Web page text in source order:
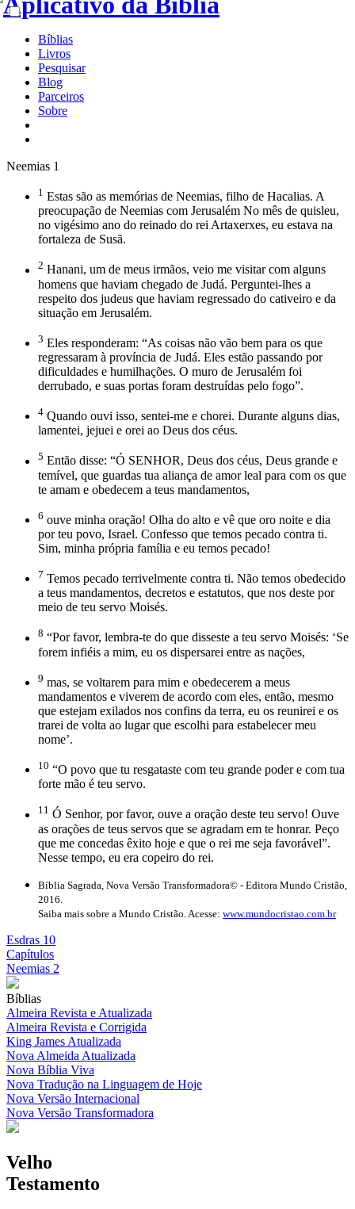
Bíblias
Livros
Pesquisar
Blog
Parceiros
Sobre
Neemias 1
1 Estas são as memórias de Neemias, filho de Hacalias. A
preocupação de Neemias com Jerusalém No mês de quisleu,
no vigésimo ano do reinado do rei Artaxerxes, eu estava na
fortaleza de Susã.
2 Hanani, um de meus irmãos, veio me visitar com alguns
homens que haviam chegado de Judá. Perguntei-lhes a
respeito dos judeus que haviam regressado do cativeiro e da
situação em Jerusalém.
3 Eles responderam: “As coisas não vão bem para os que
regressaram à província de Judá. Eles estão passando por
dificuldades e humilhações. O muro de Jerusalém foi
derrubado, e suas portas foram destruídas pelo fogo”.
4 Quando ouvi isso, sentei-me e chorei. Durante alguns dias,
lamentei, jejuei e orei ao Deus dos céus.
5 Então disse: “Ó SENHOR, Deus dos céus, Deus grande e
temível, que guardas tua aliança de amor leal para com os que
te amam e obedecem a teus mandamentos,
6 ouve minha oração! Olha do alto e vê que oro noite e dia
por teu povo, Israel. Confesso que temos pecado contra ti.
Sim, minha própria família e eu temos pecado!
7 Temos pecado terrivelmente contra ti. Não temos obedecido
a teus mandamentos, decretos e estatutos, que nos deste por
meio de teu servo Moisés.
8 “Por favor, lembra-te do que disseste a teu servo Moisés: ‘Se
forem infiéis a mim, eu os dispersarei entre as nações,
9 mas, se voltarem para mim e obedecerem a meus
mandamentos e viverem de acordo com eles, então, mesmo
que estejam exilados nos confins da terra, eu os reunirei e os
trarei de volta ao lugar que escolhi para estabelecer meu
nome’.
10 “O povo que tu resgataste com teu grande poder e com tua
forte mão é teu servo.
11 Ó Senhor, por favor, ouve a oração deste teu servo! Ouve
as orações de teus servos que se agradam em te honrar. Peço
que me concedas êxito hoje e que o rei me seja favorável”.
Nesse tempo, eu era copeiro do rei.
Bíblia Sagrada, Nova Versão Transformadora© - Editora Mundo Cristão,
2016.
Saiba mais sobre a Mundo Cristão. Acesse: www.mundocristao.com.br
Esdras 10
Capítulos
Neemias 2
Bíblias
Almeira Revista e Atualizada
Almeira Revista e Corrigida
King James Atualizada
Nova Almeida Atualizada
Nova Bíblia Viva
Nova Tradução na Linguagem de Hoje
Nova Versão Internacional
Nova Versão Transformadora
Velho
Testamento